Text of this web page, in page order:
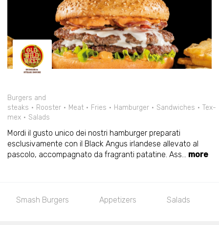
Burgers and
steaks
Rooster Meat Fries Hamburger Sandwiches
Tex-
mex
Salads
Mordi il gusto unico dei nostri hamburger preparati
esclusivamente con il Black Angus irlandese allevato al
pascolo, accompagnato da fragranti patatine. Ass... more
Smash Burgers Appetizers Salads